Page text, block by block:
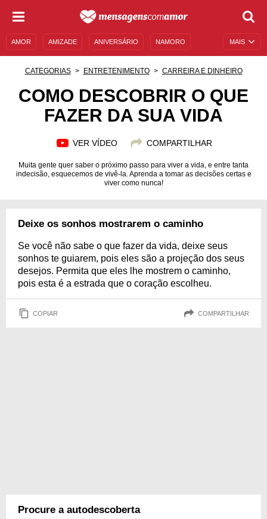
MAIS
AMOR AMIZADE ANIVERSÁRIO NAMORO
MENSAGENS E FRASES MENSAGENS DE ANIVERSÁRIO
CATEGORIAS ENTRETENIMENTO CARREIRA E DINHEIRO
COMO DESCOBRIR O QUE
FAZER DA SUA VIDA
VER VÍDEO COMPARTILHAR
Muita gente quer saber o próximo passo para viver a vida, e entre tanta
indecisão, esquecemos de vivê-la. Aprenda a tomar as decisões certas e
viver como nunca!
Deixe os sonhos mostrarem o caminho
Se você não sabe o que fazer da vida, deixe seus
sonhos te guiarem, pois eles são a projeção dos seus
desejos. Permita que eles lhe mostrem o caminho,
pois esta é a estrada que o coração escolheu.
COPIAR COMPARTILHAR
Procure a autodescoberta